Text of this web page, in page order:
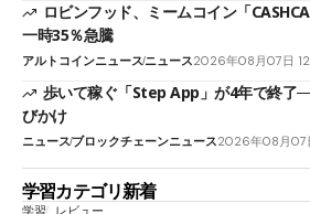
ロビンフッド、ミームコイン「
一時35％急騰
アルトコインニュースニュース2026年08月07日
歩いて稼ぐ「Step App」が4年で終了
びかけ
ニュースブロックチェーンニュース2026年08月07
学習カテゴリ新着
学習 レビュー